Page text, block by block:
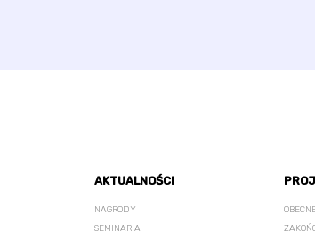
AKTUALNOŚCI
NAGRODY
SEMINARIA